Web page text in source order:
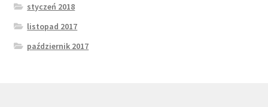
styczeń 2018
listopad 2017
październik 2017